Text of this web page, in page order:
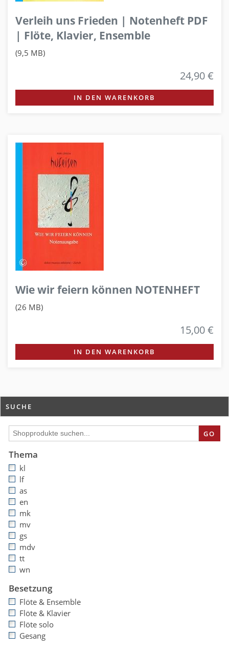
Verleih uns Frieden | Notenheft PDF
| Flöte, Klavier, Ensemble
(9,5 MB)
24,90 €
IN DEN WARENKORB
Wie wir feiern können NOTENHEFT
(26 MB)
15,00 €
IN DEN WARENKORB
SUCHE
GO
Thema
kl
lf
as
en
mk
mv
gs
mdv
tt
wn
Besetzung
Flöte & Ensemble
Flöte & Klavier
Flöte solo
Gesang